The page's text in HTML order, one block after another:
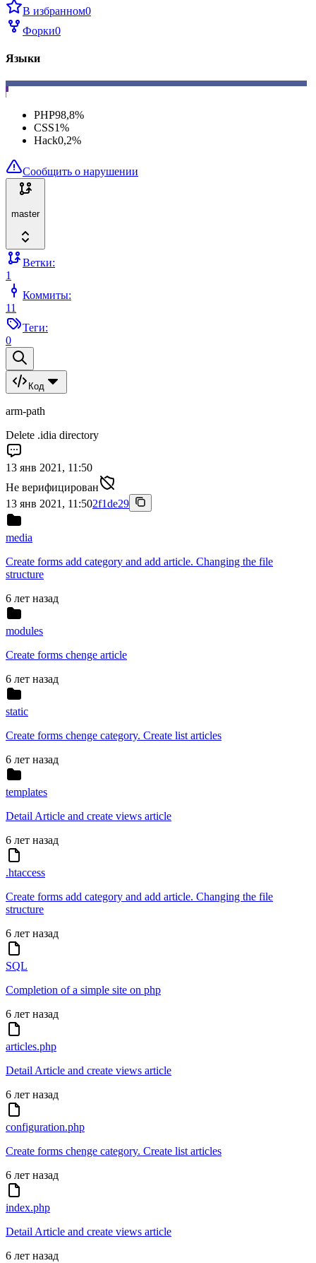
В избранном0
Форки0
Языки
PHP98,8%
CSS1%
Hack0,2%
Сообщить о нарушении
master
Ветки:
1
Коммиты:
11
Теги:
0
Код
arm-path
Delete .idia directory
13 янв 2021, 11:50
Не верифицирован
13 янв 2021, 11:502f1de29
media
Create forms add category and add article. Changing the file
structure
6 лет назад
modules
Create forms chenge article
6 лет назад
static
Create forms chenge category. Create list articles
6 лет назад
templates
Detail Article and create views article
6 лет назад
.htaccess
Create forms add category and add article. Changing the file
structure
6 лет назад
SQL
Completion of a simple site on php
6 лет назад
articles.php
Detail Article and create views article
6 лет назад
configuration.php
Create forms chenge category. Create list articles
6 лет назад
index.php
Detail Article and create views article
6 лет назад